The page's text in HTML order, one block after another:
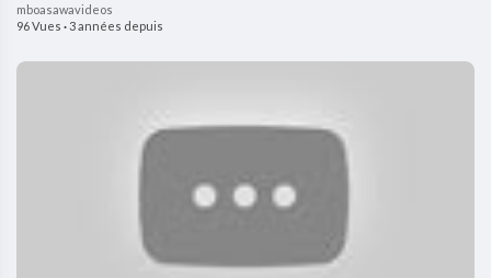
mboasawavideos
96 Vues ·3 années depuis